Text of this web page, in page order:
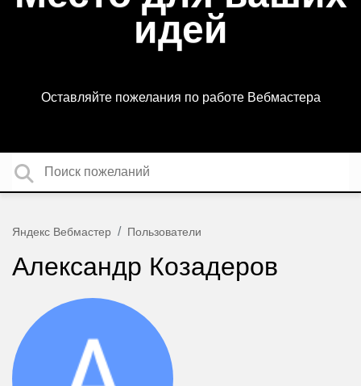
идей
Оставляйте пожелания по работе Вебмастера
Яндекс Вебмастер Пользователи
Александр Козадеров